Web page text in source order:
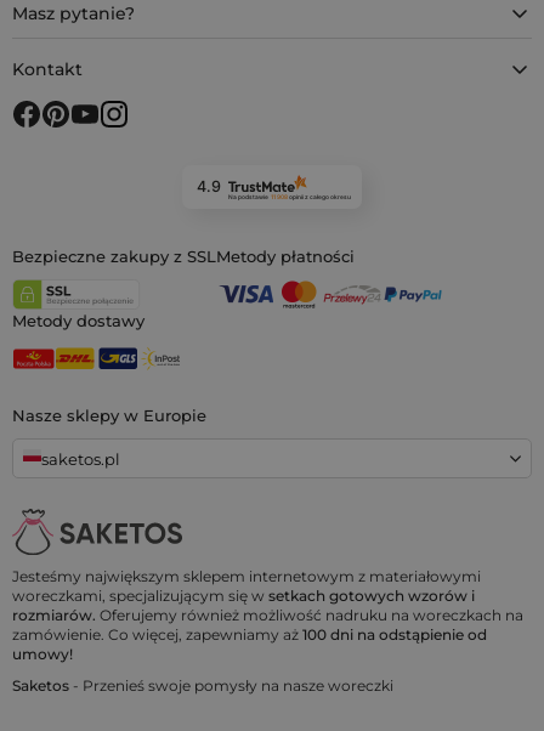
Jesteśmy największym sklepem internetowym z materiałowymi
woreczkami, specjalizującym się w setkach gotowych wzorów i
rozmiarów. Oferujemy również możliwość nadruku na woreczkach na
zamówienie. Co więcej, zapewniamy aż 100 dni na odstąpienie od
umowy!
Saketos - Przenieś swoje pomysły na nasze woreczki
Nasze sklepy w Europie
saketos.pl
Masz pytanie?
Kontakt
4.9
Na podstawie 11 908opiniiz całego okresu
Bezpieczne zakupy z SSLMetody płatności
Metody dostawy